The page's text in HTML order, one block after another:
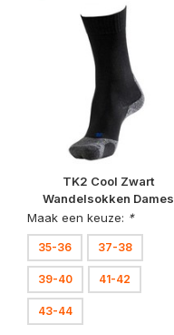
TK2 Cool Zwart
Wandelsokken Dames
Maak een keuze: *
35-36 37-38
39-40 41-42
43-44